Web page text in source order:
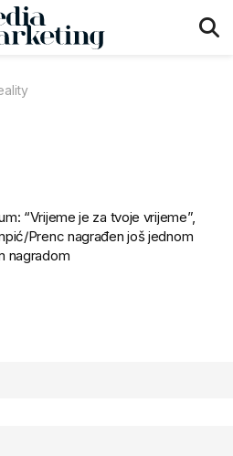
“Vrijeme je za tvoje vrijeme”,
Prenc nagrađen još jednom
nagradom